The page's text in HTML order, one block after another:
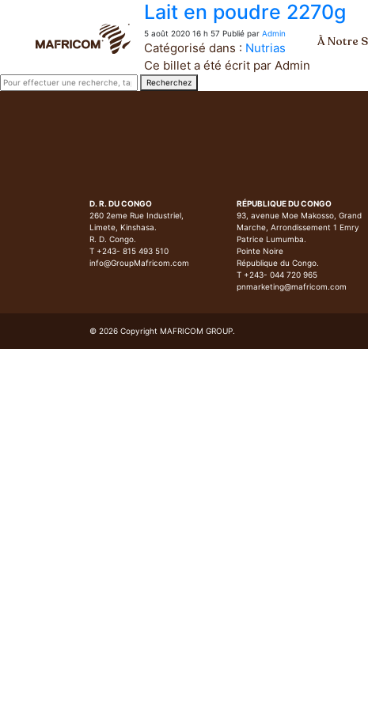
À Notre
Lait en poudre 2270g
5 août 2020 16 h 57 Publié par Admin
Catégorisé dans : Nutrias
Ce billet a été écrit par Admin
Recherchez
D. R. DU CONGO
260 2eme Rue Industriel,
Limete, Kinshasa.
R. D. Congo.
T +243- 815 493 510
info@GroupMafricom.com
RÉPUBLIQUE DU CONGO
93, avenue Moe Makosso, Grand
Marche, Arrondissement 1 Emry
Patrice Lumumba.
Pointe Noire
République du Congo.
T +243- 044 720 965
pnmarketing@mafricom.com
© 2026 Copyright MAFRICOM GROUP.